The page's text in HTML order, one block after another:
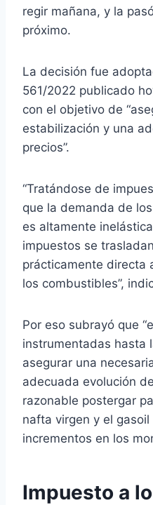
regir mañana, y la
próximo.
La decisión fue
561/2022 publicado
con el objetivo de
estabilización y una
precios”.
“Tratándose de
que la demanda de
es altamente
impuestos se
prácticamente directa
los combustibles”,
Por eso subrayó que
instrumentadas hasta
asegurar una
adecuada evolución
razonable postergar
nafta virgen y el
incrementos en los
Impuesto a